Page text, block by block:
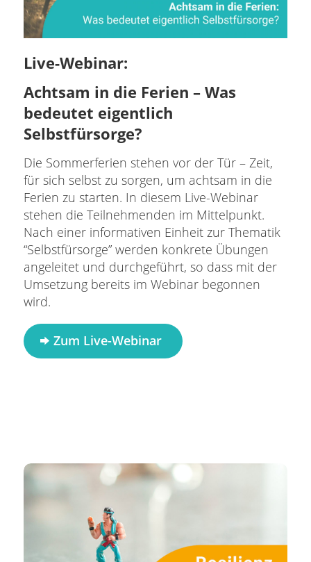
Live-Webinar:
Achtsam in die Ferien – Was
bedeutet eigentlich
Selbstfürsorge?
Die Sommerferien stehen vor der Tür – Zeit,
für sich selbst zu sorgen, um achtsam in die
Ferien zu starten. In diesem Live-Webinar
stehen die Teilnehmenden im Mittelpunkt.
Nach einer informativen Einheit zur Thematik
“Selbstfürsorge” werden konkrete Übungen
angeleitet und durchgeführt, so dass mit der
Umsetzung bereits im Webinar begonnen
wird.
Zum Live-Webinar